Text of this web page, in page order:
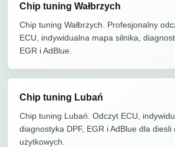
Chip tuning Wałbrzych
Chip tuning Wałbrzych. Profesjonalny
ECU, indywidualna mapa silnika,
EGR i AdBlue.
Chip tuning Lubań
Chip tuning Lubań. Odczyt ECU,
diagnostyka DPF, EGR i AdBlue dla diesli
użytkowych.